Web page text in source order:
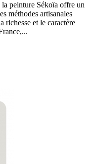
peinture Sékoïa offre un
méthodes artisanales
richesse et le caractère